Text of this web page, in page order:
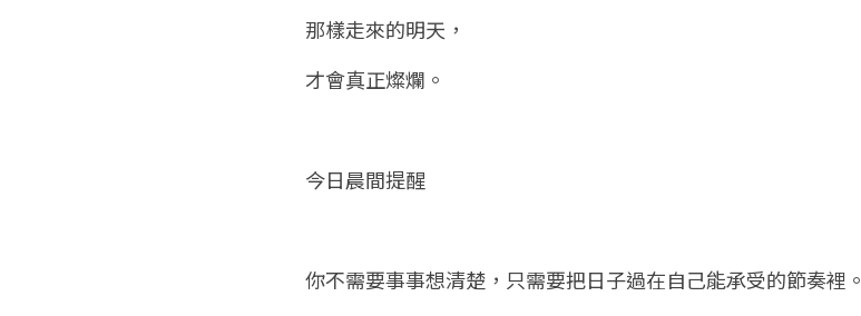
那樣走來的明天，
才會真正燦爛。
今日晨間提醒
你不需要事事想清楚，只需要把日子過在自己能承受的節奏裡。